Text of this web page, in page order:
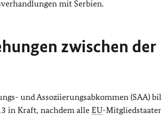
mit Serbien.
zwischen der
und Assoziierungsabkommen (SAA)
in Kraft, nachdem alle EU-